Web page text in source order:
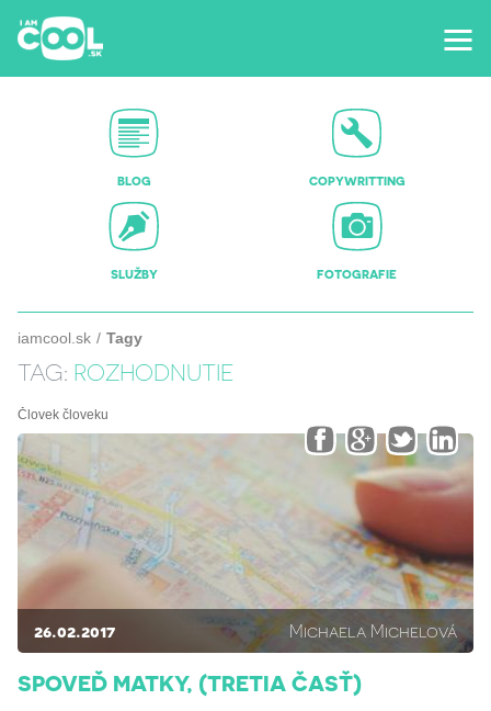
BLOG COPYWRITTING
SLUŽBY FOTOGRAFIE
iamcool.sk Tagy
TAG: ROZHODNUTIE
Človek človeku
26.02.2017 Michaela Michelová
SPOVEĎ MATKY, (TRETIA ČASŤ)